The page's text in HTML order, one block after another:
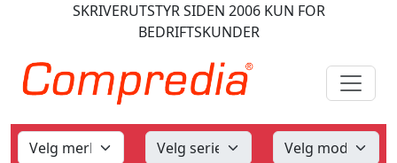
SKRIVERUTSTYRSIDEN 2006KUN FOR
BEDRIFTSKUNDER